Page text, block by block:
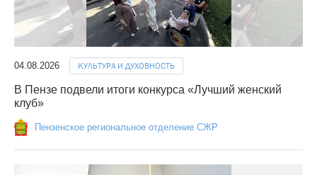
04.08.2026 КУЛЬТУРА И ДУХОВНОСТЬ
В Пензе подвели итоги конкурса «Лучший женский
клуб»
Пензенское региональное отделение СЖР